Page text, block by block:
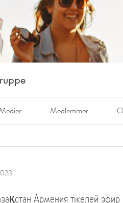
Medlemmer
Армения тікелей